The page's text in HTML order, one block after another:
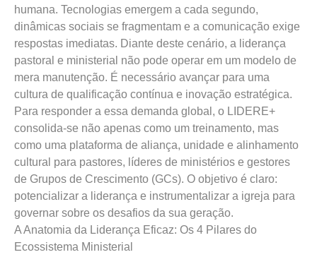
humana. Tecnologias emergem a cada segundo,
dinâmicas sociais se fragmentam e a comunicação exige
respostas imediatas. Diante deste cenário, a liderança
pastoral e ministerial não pode operar em um modelo de
mera manutenção. É necessário avançar para uma
cultura de qualificação contínua e inovação estratégica.
Para responder a essa demanda global, o LIDERE+
consolida-se não apenas como um treinamento, mas
como uma plataforma de aliança, unidade e alinhamento
cultural para pastores, líderes de ministérios e gestores
de Grupos de Crescimento (GCs). O objetivo é claro:
potencializar a liderança e instrumentalizar a igreja para
governar sobre os desafios da sua geração.
A Anatomia da Liderança Eficaz: Os 4 Pilares do
Ecossistema Ministerial